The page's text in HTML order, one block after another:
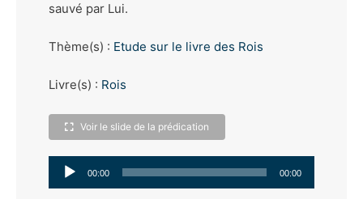
sauvé par Lui.
Thème(s) : Etude sur le livre des Rois
Livre(s) : Rois
Voir le slide de la prédication
Lecteur
00:00 00:00